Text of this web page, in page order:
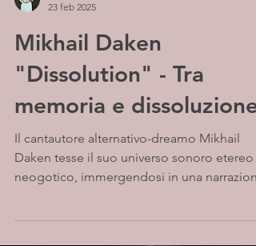
23 feb 2025
Mikhail Daken
"Dissolution" - Tra
memoria e dissoluzione
Il cantautore alternativo-dreamo Mikhail
Daken tesse il suo universo sonoro etereo e
neogotico, immergendosi in una